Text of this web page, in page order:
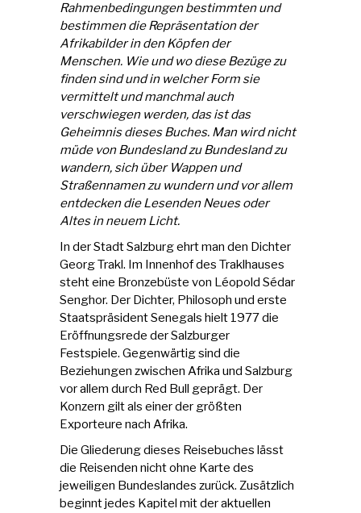
Rahmenbedingungen bestimmten und
bestimmen die Repräsentation der
Afrikabilder in den Köpfen der
Menschen. Wie und wo diese Bezüge zu
finden sind und in welcher Form sie
vermittelt und manchmal auch
verschwiegen werden, das ist das
Geheimnis dieses Buches. Man wird nicht
müde von Bundesland zu Bundesland zu
wandern, sich über Wappen und
Straßennamen zu wundern und vor allem
entdecken die Lesenden Neues oder
Altes in neuem Licht.
In der Stadt Salzburg ehrt man den Dichter
Georg Trakl. Im Innenhof des Traklhauses
steht eine Bronzebüste von Léopold Sédar
Senghor. Der Dichter, Philosoph und erste
Staatspräsident Senegals hielt 1977 die
Eröffnungsrede der Salzburger
Festspiele. Gegenwärtig sind die
Beziehungen zwischen Afrika und Salzburg
vor allem durch Red Bull geprägt. Der
Konzern gilt als einer der größten
Exporteure nach Afrika.
Die Gliederung dieses Reisebuches lässt
die Reisenden nicht ohne Karte des
jeweiligen Bundeslandes zurück. Zusätzlich
beginnt jedes Kapitel mit der aktuellen